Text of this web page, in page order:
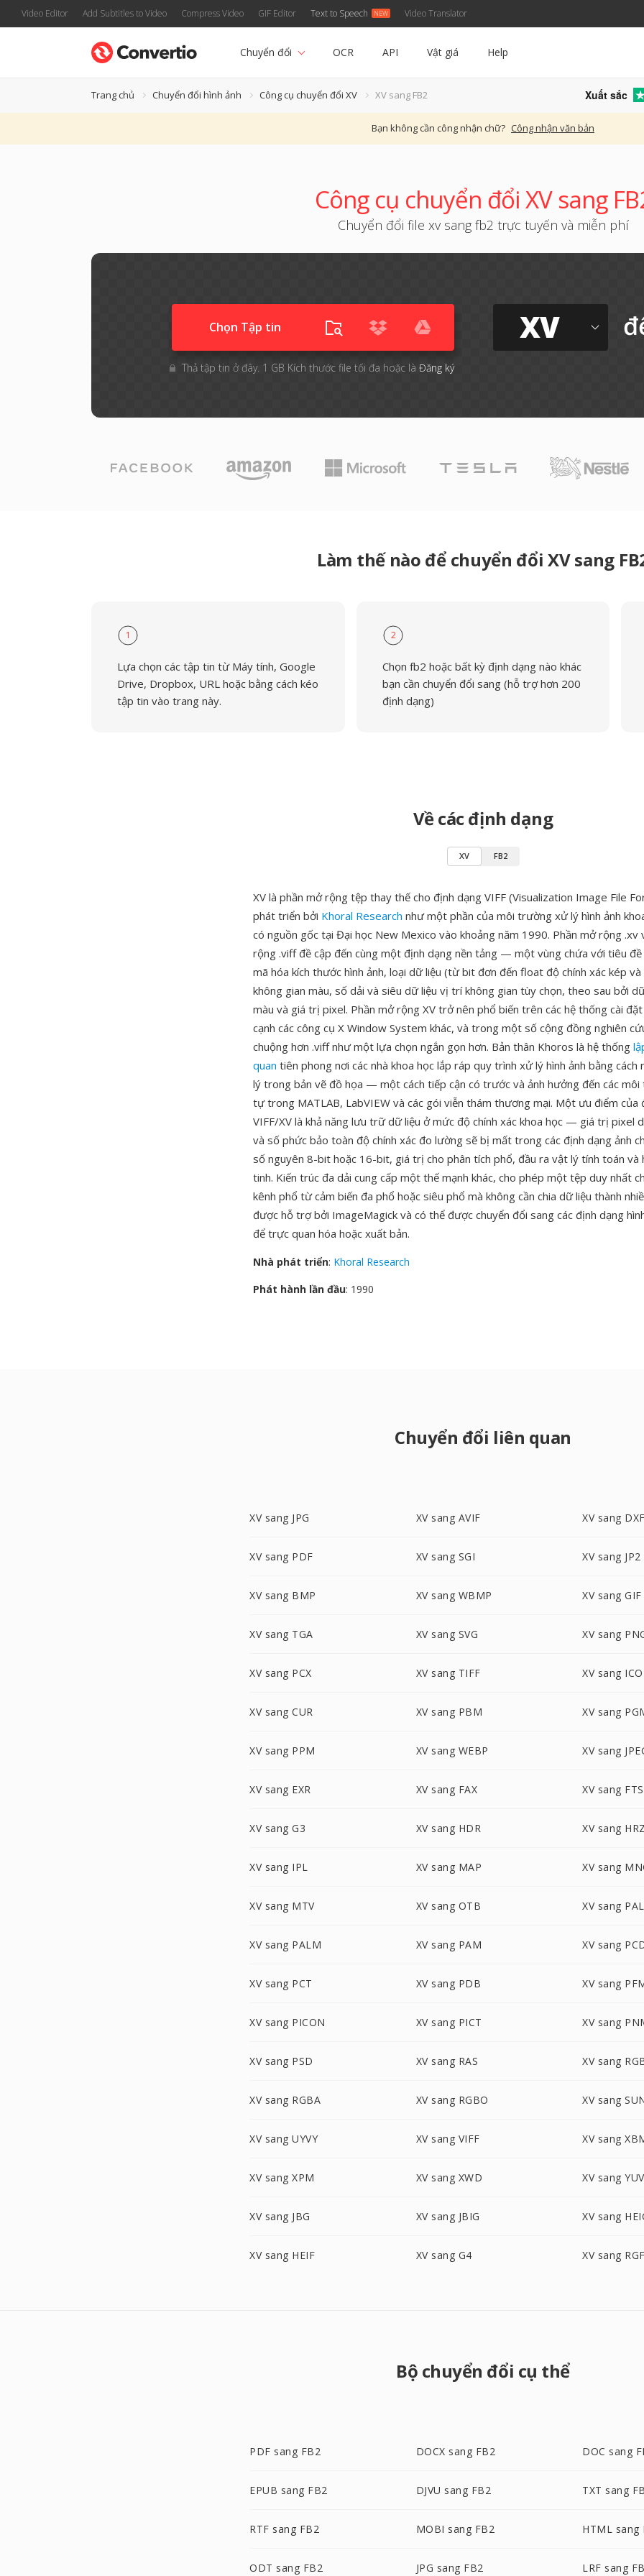
Video Editor Add Subtitles to Video Compress Video GIF Editor Text to Speech Video Translator
Chuyển đổi OCR API Vật giá Help
Trang chủ Chuyển đổi hình ảnh Công cụ chuyển đổi XV XV sang FB2 Xuất sắc
Bạn không cần công nhận chữ? Công nhận văn bản
Công cụ chuyển đổi XV sang
Chuyển đổi file xv sang fb2 trực tuyến và miễn phí
Chọn Tập tin
Thả tập tin ở đây. 1 GB Kích thước file tối đa hoặc là Đăng ký
XV
Làm thế nào để chuyển đổi XV sang
1
Lựa chọn các tập tin từ Máy tính, Google
Drive, Dropbox, URL hoặc bằng cách kéo
tập tin vào trang này.
2
Chọn fb2 hoặc bất kỳ định dạng nào khác
bạn cần chuyển đổi sang (hỗ trợ hơn 200
định dạng)
Về các định dạng
XV FB2
XV là phần mở rộng tệp thay thế cho định dạng VIFF (Visualization Image File
phát triển bởi Khoral Research như một phần của môi trường xử lý hình ảnh
có nguồn gốc tại Đại học New Mexico vào khoảng năm 1990. Phần mở rộng .xv
rộng .viff đề cập đến cùng một định dạng nền tảng — một vùng chứa với tiêu
mã hóa kích thước hình ảnh, loại dữ liệu (từ bit đơn đến float độ chính xác kép
không gian màu, số dải và siêu dữ liệu vị trí không gian tùy chọn, theo sau bởi
màu và giá trị pixel. Phần mở rộng XV trở nên phổ biến trên các hệ thống cài
cạnh các công cụ X Window System khác, và trong một số cộng đồng nghiên
chuộng hơn .viff như một lựa chọn ngắn gọn hơn. Bản thân Khoros là hệ thống
quan tiên phong nơi các nhà khoa học lắp ráp quy trình xử lý hình ảnh bằng cách
lý trong bản vẽ đồ họa — một cách tiếp cận có trước và ảnh hưởng đến các
tự trong MATLAB, LabVIEW và các gói viễn thám thương mại. Một ưu điểm của
VIFF/XV là khả năng lưu trữ dữ liệu ở mức độ chính xác khoa học — giá trị pixel
và số phức bảo toàn độ chính xác đo lường sẽ bị mất trong các định dạng ảnh
số nguyên 8-bit hoặc 16-bit, giá trị cho phân tích phổ, đầu ra vật lý tính toán và
tinh. Kiến trúc đa dải cung cấp một thế mạnh khác, cho phép một tệp duy nhất
kênh phổ từ cảm biến đa phổ hoặc siêu phổ mà không cần chia dữ liệu thành
được hỗ trợ bởi ImageMagick và có thể được chuyển đổi sang các định dạng
để trực quan hóa hoặc xuất bản.
Nhà phát triển: Khoral Research
Phát hành lần đầu: 1990
Chuyển đổi liên quan
XV sang JPG XV sang AVIF XV sang
XV sang PDF XV sang SGI XV sang JP2
XV sang BMP XV sang WBMP XV sang GIF
XV sang TGA XV sang SVG XV sang
XV sang PCX XV sang TIFF XV sang ICO
XV sang CUR XV sang PBM XV sang
XV sang PPM XV sang WEBP XV sang
XV sang EXR XV sang FAX XV sang FTS
XV sang G3 XV sang HDR XV sang
XV sang IPL XV sang MAP XV sang
XV sang MTV XV sang OTB XV sang PAL
XV sang PALM XV sang PAM XV sang
XV sang PCT XV sang PDB XV sang
XV sang PICON XV sang PICT XV sang
XV sang PSD XV sang RAS XV sang
XV sang RGBA XV sang RGBO XV sang
XV sang UYVY XV sang VIFF XV sang
XV sang XPM XV sang XWD XV sang YUV
XV sang JBG XV sang JBIG XV sang
XV sang HEIF XV sang G4 XV sang
Bộ chuyển đổi cụ thể
PDF sang FB2 DOCX sang FB2 DOC sang
EPUB sang FB2 DJVU sang FB2 TXT sang
RTF sang FB2 MOBI sang FB2 HTML sang
ODT sang FB2 JPG sang FB2 LRF sang